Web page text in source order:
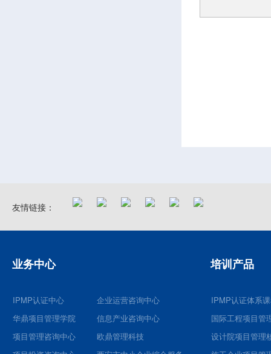
友情链接：
业务中心
IPMP认证中心
华鼎项目管理学院
项目管理咨询中心
企业运营咨询中心
信息产业咨询中心
欧鼎管理科技
培训产品
IPMP认证体系
国际工程项目管